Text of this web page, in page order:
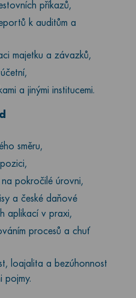
příkazů,
k auditům a
majetku a závazků,
a jinými institucemi.
směru,
pokročilé úrovni,
a české daňové
aplikací v praxi,
procesů a chuť
loajalita a bezúhonnost
pojmy.